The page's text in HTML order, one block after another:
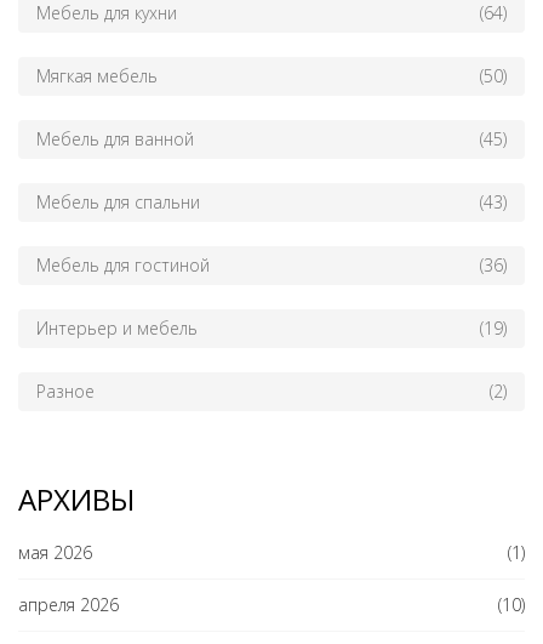
Мебель для кухни (64)
Мягкая мебель (50)
Мебель для ванной (45)
Мебель для спальни (43)
Мебель для гостиной (36)
Интерьер и мебель (19)
Разное (2)
АРХИВЫ
мая 2026 (1)
апреля 2026 (10)